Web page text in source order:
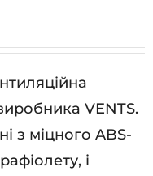
VENTS.
з міцного ABS-
і